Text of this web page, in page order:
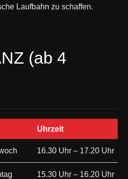
Laufbahn zu schaffen.
(ab 4
Uhrzeit
16.30 Uhr – 17.20 Uhr
15.30 Uhr – 16.20 Uhr